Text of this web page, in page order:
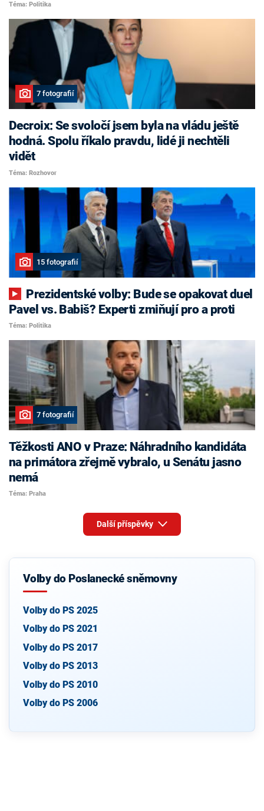
Téma: Politika
7 fotografií
Decroix: Se svoločí jsem byla na vládu ještě
hodná. Spolu říkalo pravdu, lidé ji nechtěli
vidět
Téma: Rozhovor
15 fotografií
Pavel vs. Babiš? Experti zmiňují pro a proti
Téma: Politika
7 fotografií
Těžkosti ANO v Praze: Náhradního kandidáta
na primátora zřejmě vybralo, u Senátu jasno
nemá
Téma: Praha
Další příspěvky
Volby do Poslanecké sněmovny
Volby do PS 2025
Volby do PS 2021
Volby do PS 2017
Volby do PS 2013
Volby do PS 2010
Volby do PS 2006